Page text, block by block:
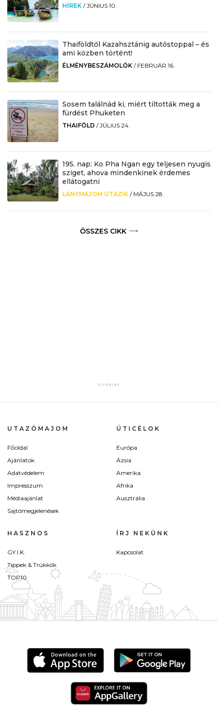
HÍREK /JÚNIUS 10.
Thaiföldtől Kazahsztánig autóstoppal – és
ami közben történt!
ÉLMÉNYBESZÁMOLÓK / FEBRUÁR 16.
Sosem találnád ki, miért tiltották meg a
fürdést Phuketen
THAIFÖLD /JÚLIUS 24.
195. nap: Ko Pha Ngan egy teljesen nyugis
sziget, ahova mindenkinek érdemes
ellátogatni
LÁNYMAJOM UTAZIK / MÁJUS 28.
ÖSSZES CIKK
UTAZÓMAJOM
Főoldal
Ajánlatok
Adatvédelem
Impresszum
Médiaajánlat
Sajtómegjelenések
ÚTICÉLOK
Európa
Ázsia
Amerika
Afrika
Ausztrália
HASZNOS
GY.I.K.
Tippek & Trükkök
TOP10
ÍRJ NEKÜNK
Kapcsolat